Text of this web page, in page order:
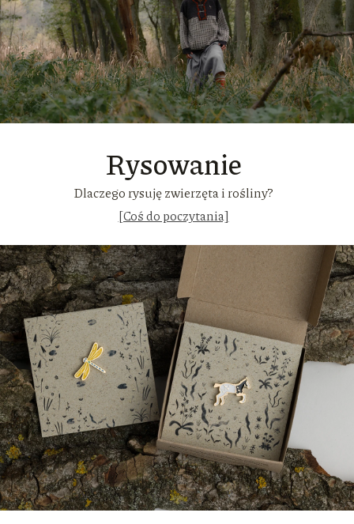
Rysowanie
Dlaczego rysuję zwierzęta i rośliny?
[Coś do poczytania]